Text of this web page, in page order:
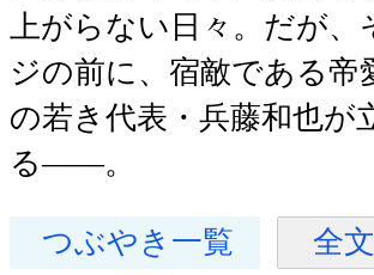
上がらない日々。だが、
ジの前に、宿敵である帝
の若き代表・兵藤和也が
る――。
つぶやき一覧
全